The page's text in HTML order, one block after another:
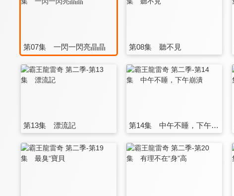
第07集 一閃一閃亮晶晶 第08集 聽不見
第13集 漂流記 第14集 中午不睡，下午崩潰